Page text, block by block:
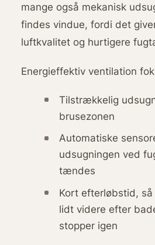
mange også mekanisk
findes vindue, fordi det
luftkvalitet og hurtigere
Energieffektiv ventilation
Tilstrækkelig
brusezonen
Automatiske
udsugningen ved
tændes
Kort efterløbstid,
lidt videre efter
stopper igen